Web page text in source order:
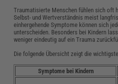
Traumatisierte Menschen fühlen sich oft
Selbst- und Wertverständnis meist
einhergehende Symptome können sich
unterscheiden. Besonders bei Kindern
weniger eindeutig auf ein Trauma
Die folgende Übersicht zeigt die
Symptome bei Kindern